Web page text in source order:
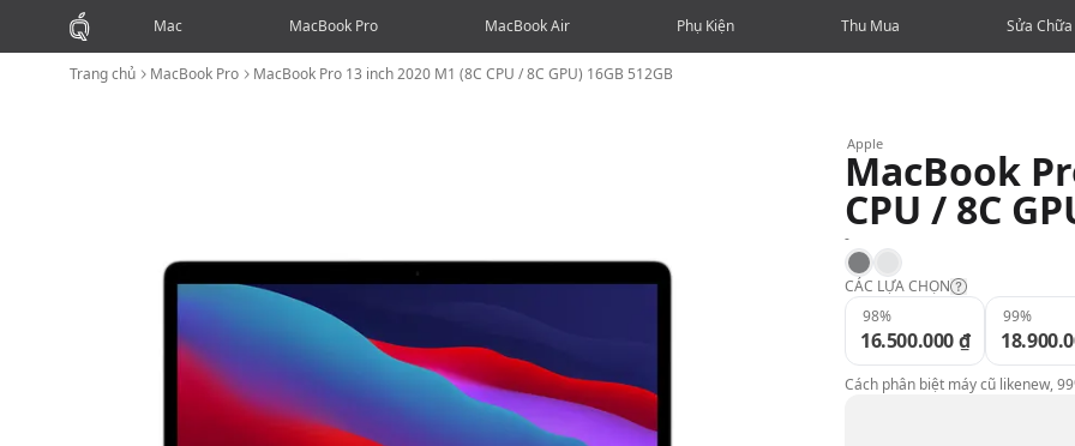
Mac MacBook Pro MacBook Air Phụ Kiện Thu Mua Sửa Chữa
Trang chủ MacBook Pro MacBook Pro 13 inch 2020 M1 (8C CPU / 8C GPU) 16GB 512GB
Apple
MacBook
CPU / 8C
-
Space Gray
Silver
CÁC LỰA CHỌN
Likenew:
98%
16.500.000 ₫
99%
Cách phân biệt máy cũ likenew,